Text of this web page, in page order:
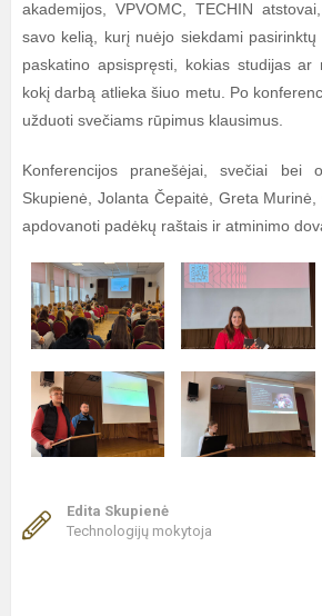
akademijos, VPVOMC, TECHIN
savo kelią, kurį nuėjo siekdami pasirinktų
paskatino apsispręsti, kokias studijas ar
kokį darbą atlieka šiuo metu. Po
užduoti svečiams rūpimus klausimus.
Konferencijos pranešėjai, svečiai bei
Skupienė, Jolanta Čepaitė, Greta
apdovanoti padėkų raštais ir atminimo
Edita Skupienė
Technologijų mokytoja